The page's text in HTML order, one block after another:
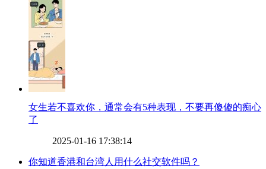
​女生若不喜欢你，通常会有5种表现，不要再傻傻的痴心
了
2025-01-16 17:38:14
​你知道香港和台湾人用什么社交软件吗？